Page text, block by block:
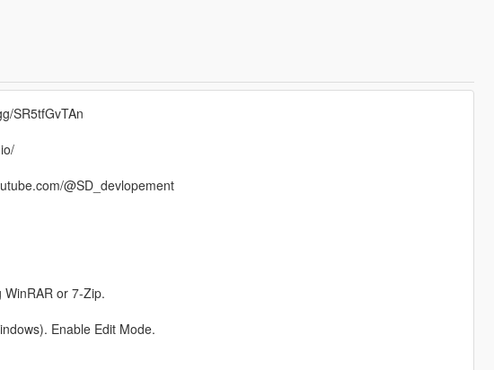
SR5tfGvTAn
@SD_devlopement
or 7-Zip.
Enable Edit Mode.